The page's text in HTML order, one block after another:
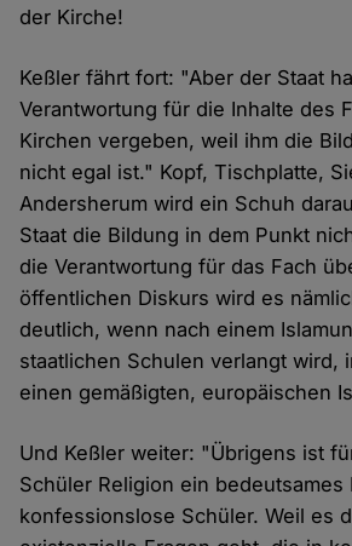
der Kirche!
Keßler fährt fort: "Aber der Staat
Verantwortung für die Inhalte des
Kirchen vergeben, weil ihm die
nicht egal ist." Kopf, Tischplatte,
Andersherum wird ein Schuh
Staat die Bildung in dem Punkt
die Verantwortung für das Fach
öffentlichen Diskurs wird es
deutlich, wenn nach einem
staatlichen Schulen verlangt wird,
einen gemäßigten, europäischen
Und Keßler weiter: "Übrigens ist
Schüler Religion ein bedeutsames
konfessionslose Schüler. Weil es